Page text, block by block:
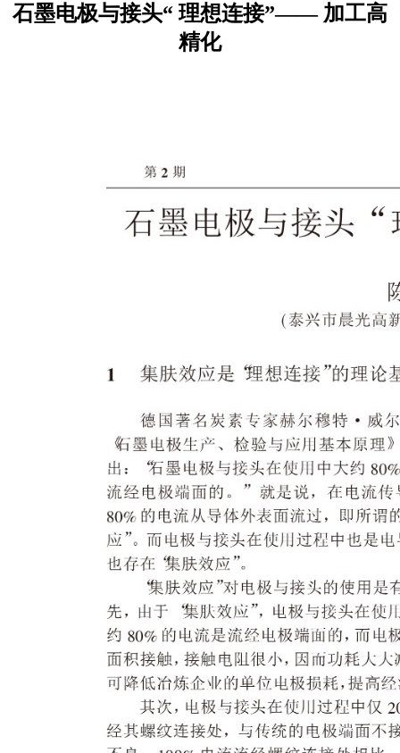
石墨电极与接头“ 理想连接”—— 加工高
精化